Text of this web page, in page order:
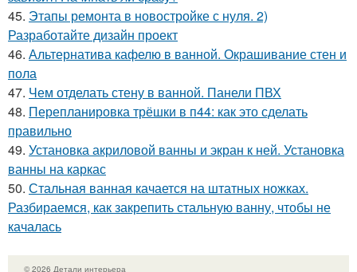
45. Этапы ремонта в новостройке с нуля. 2)
Разработайте дизайн проект
46. Альтернатива кафелю в ванной. Окрашивание стен и
пола
47. Чем отделать стену в ванной. Панели ПВХ
48. Перепланировка трёшки в п44: как это сделать
правильно
49. Установка акриловой ванны и экран к ней. Установка
ванны на каркас
50. Стальная ванная качается на штатных ножках.
Разбираемся, как закрепить стальную ванну, чтобы не
качалась
© 2026 Детали интерьера